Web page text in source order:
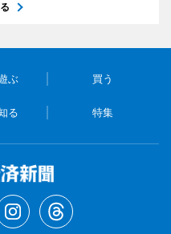
ぶ 買う
る 特集